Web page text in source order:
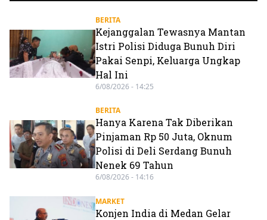
BERITA
Kejanggalan Tewasnya Mantan
Istri Polisi Diduga Bunuh Diri
Pakai Senpi, Keluarga Ungkap
Hal Ini
6/08/2026 - 14:25
BERITA
Hanya Karena Tak Diberikan
Pinjaman Rp 50 Juta, Oknum
Polisi di Deli Serdang Bunuh
Nenek 69 Tahun
6/08/2026 - 14:16
MARKET
Konjen India di Medan Gelar